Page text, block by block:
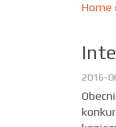
Home
2016-